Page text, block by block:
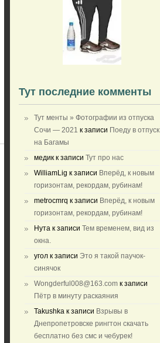
Тут последние комменты
Тут менты » Фотографии из отпуска
Сочи — 2021 к записи Поеду в отпуск
на Багамы
медик к записи Тут про нас
WilliamLig к записи Вперёд, к новым
горизонтам, рекордам, рубинам!
metrocmrq к записи Вперёд, к новым
горизонтам, рекордам, рубинам!
Нута к записи Тем временем, вид из
окна.
угол к записи Это я такой паучок-
синячок
Wongderful008@163.com к записи
Пётр в минуту раскаяния
Takushka к записи Взрывы в
Днепропетровске рингтон скачать
бесплатно без смс и чебурек!